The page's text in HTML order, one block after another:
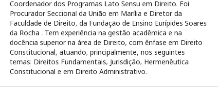
Coordenador dos Programas Lato Sensu em Direito. Foi
Procurador Seccional da União em Marília e Diretor da
Faculdade de Direito, da Fundação de Ensino Eurípides Soares
da Rocha . Tem experiência na gestão acadêmica e na
docência superior na área de Direito, com ênfase em Direito
Constitucional, atuando, principalmente, nos seguintes
temas: Direitos Fundamentais, Jurisdição, Hermenêutica
Constitucional e em Direito Administrativo.